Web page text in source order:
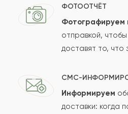
Отзыв
Сколько будет
ФОТООТЧЁТ
Фотографируем
отправкой,
доставят то, что
СМС-
Информируем
доставки: когда